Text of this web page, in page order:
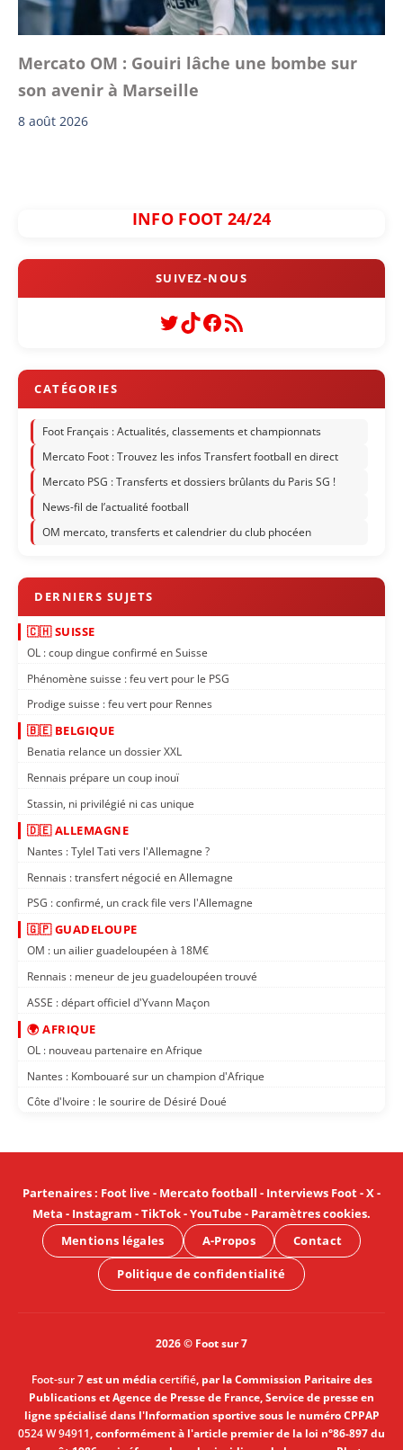
Mercato OM : Gouiri lâche une bombe sur
son avenir à Marseille
8 août 2026
INFO FOOT 24/24
Twitter
TikTok
Facebook
Flux RSS
Foot Français : Actualités, classements et championnats
Mercato Foot : Trouvez les infos Transfert football en direct
Mercato PSG : Transferts et dossiers brûlants du Paris SG !
News-fil de l’actualité football
OM mercato, transferts et calendrier du club phocéen
🇨🇭 SUISSE
OL : coup dingue confirmé en Suisse
Phénomène suisse : feu vert pour le PSG
Prodige suisse : feu vert pour Rennes
🇧🇪 BELGIQUE
Benatia relance un dossier XXL
Rennais prépare un coup inouï
Stassin, ni privilégié ni cas unique
🇩🇪 ALLEMAGNE
Nantes : Tylel Tati vers l'Allemagne ?
Rennais : transfert négocié en Allemagne
PSG : confirmé, un crack file vers l'Allemagne
🇬🇵 GUADELOUPE
OM : un ailier guadeloupéen à 18M€
Rennais : meneur de jeu guadeloupéen trouvé
ASSE : départ officiel d'Yvann Maçon
🌍 AFRIQUE
OL : nouveau partenaire en Afrique
Nantes : Kombouaré sur un champion d'Afrique
Côte d'Ivoire : le sourire de Désiré Doué
Partenaires: Foot live- Mercato football - Interviews Foot-X-
Meta - Instagram -TikTok-YouTube- Paramètres cookies.
Mentions légales
A-Propos Contact
Politique de confidentialité
2026 © Foot sur 7
Foot-sur 7est un médiacertifié, par la Commission Paritaire des
Publications et Agence de Presse de France, Service de presse en
ligne spécialisé dans l'Information sportive sous le numéro CPPAP
0524 W 94911, conformément à l'article premier de la loi n°86-897 du